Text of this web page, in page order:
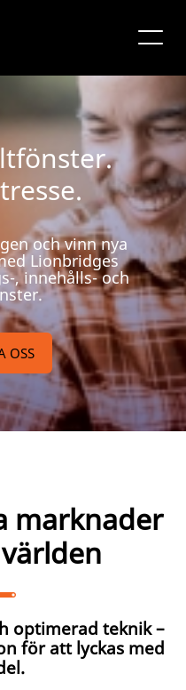
och vinn nya
Lionbridges
, innehålls- och
OSS
marknader
optimerad teknik –
för att lyckas med